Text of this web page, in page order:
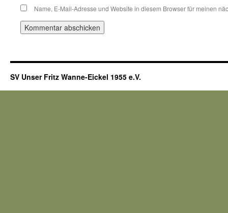
Name, E-Mail-Adresse und Website in diesem Browser für meinen
SV Unser Fritz Wanne-Eickel 1955 e.V.